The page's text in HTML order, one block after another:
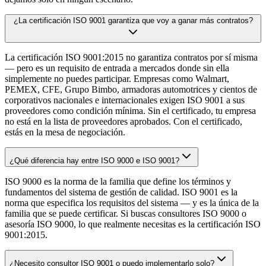
¿La certificación ISO 9001 garantiza que voy a ganar más contratos?
La certificación ISO 9001:2015 no garantiza contratos por sí misma
— pero es un requisito de entrada a mercados donde sin ella
simplemente no puedes participar. Empresas como Walmart,
PEMEX, CFE, Grupo Bimbo, armadoras automotrices y cientos de
corporativos nacionales e internacionales exigen ISO 9001 a sus
proveedores como condición mínima. Sin el certificado, tu empresa
no está en la lista de proveedores aprobados. Con el certificado,
estás en la mesa de negociación.
¿Qué diferencia hay entre ISO 9000 e ISO 9001?
ISO 9000 es la norma de la familia que define los términos y
fundamentos del sistema de gestión de calidad. ISO 9001 es la
norma que especifica los requisitos del sistema — y es la única de la
familia que se puede certificar. Si buscas consultores ISO 9000 o
asesoría ISO 9000, lo que realmente necesitas es la certificación ISO
9001:2015.
¿Necesito consultor ISO 9001 o puedo implementarlo solo?